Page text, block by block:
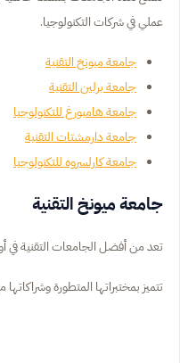
عملي في شركات التكنولوجيا.
جامعة ميونخ التقنية
جامعة برلين التقنية
جامعة هامبورغ للتكنولوجيا
جامعة دارمشتات التقنية
جامعة كارلسروه للتكنولوجيا
جامعة ميونخ التقنية
تعد من أفضل الجامعات التقنية في
تتميز بمختبراتها المتطورة